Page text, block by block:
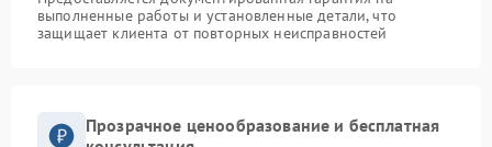
выполненные работы и установленные детали, что
защищает клиента от повторных неисправностей
Прозрачное ценообразование и бесплатная